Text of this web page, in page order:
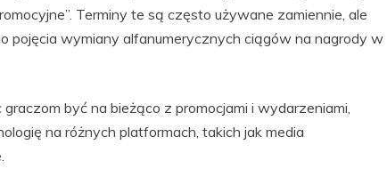
Terminy te są często używane zamiennie, ale
pojęcia wymiany alfanumerycznych ciągów na nagrody w
być na bieżąco z promocjami i wydarzeniami,
na różnych platformach, takich jak media